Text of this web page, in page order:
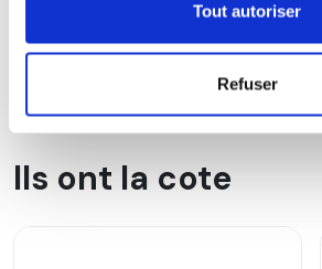
Tout autoriser
Refuser
VOIR PLUS DE
Ils ont la cote